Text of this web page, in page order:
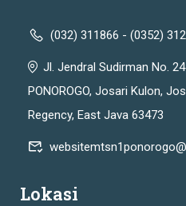
(032) 311866 - (0352)
Jl. Jendral Sudirman No.
PONOROGO, Josari Kulon,
Regency, East Java 63473
Lokasi